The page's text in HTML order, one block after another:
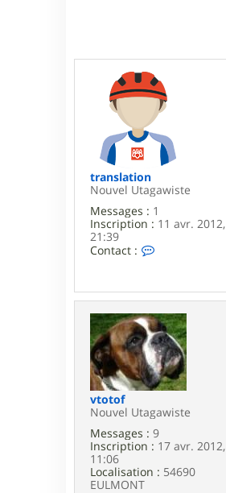
n
o
3
7
translation
Nouvel Utagawiste
Messages : 1
Inscription : 11 avr. 2012,
21:39
Contact :
a
c
t
e
r
t
r
a
s
l
a
t
i
o
vtotof
Nouvel Utagawiste
Messages : 9
Inscription : 17 avr. 2012,
11:06
Localisation : 54690
EULMONT